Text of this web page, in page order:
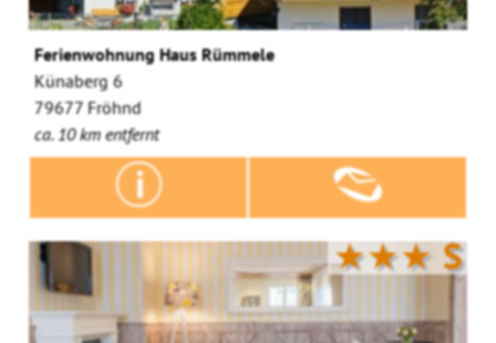
Ferienwohnung Haus Rümmele
Künaberg 6
79677 Fröhnd
ca. 10 km entfernt
★★★S